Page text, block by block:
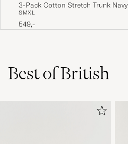
3-Pack Cotton Stretch Trunk Navy
SMXL
549,-
Best of British